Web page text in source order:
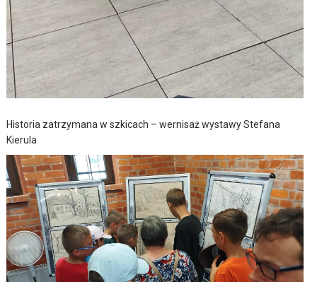
Historia zatrzymana w szkicach – wernisaż wystawy Stefana
Kierula